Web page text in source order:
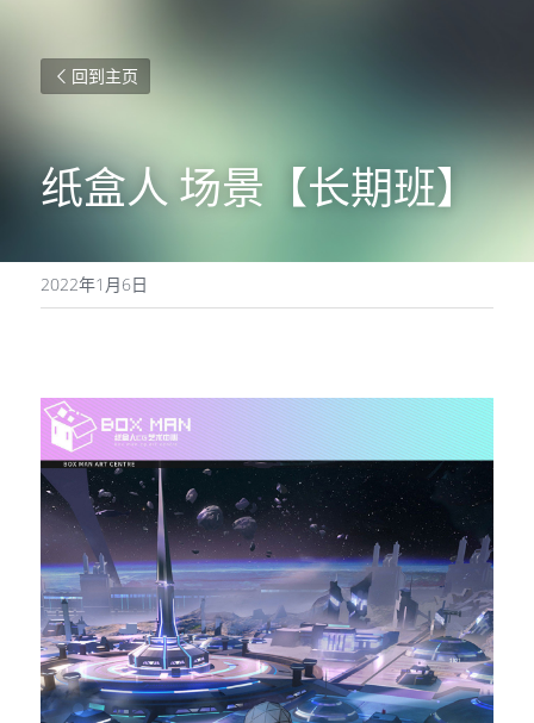
回到主页
纸盒人 场景【长期班】
2022年1月6日